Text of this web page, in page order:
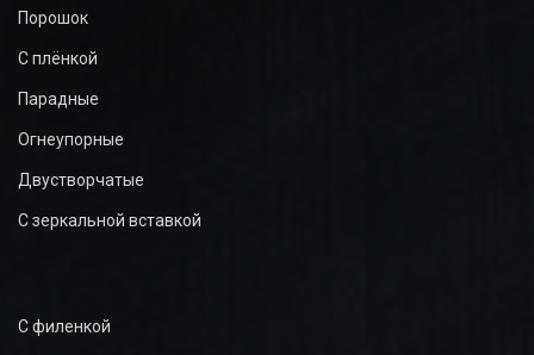
Порошок
С плёнкой
Парадные
Огнеупорные
Двустворчатые
С зеркальной вставкой
С филенкой